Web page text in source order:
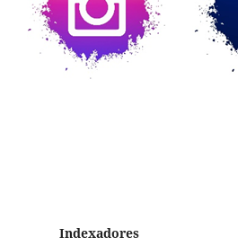
Indexadores